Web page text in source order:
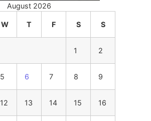
August 2026
W T F S S
1 2
5 6 7 8 9
12 13 14 15 16